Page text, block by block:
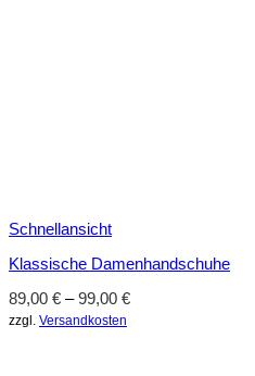
Schnellansicht
Klassische Damenhandschuhe
89,00 € –99,00 €
zzgl. Versandkosten